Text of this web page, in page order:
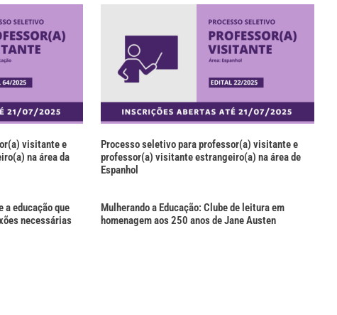
visitante e
na área da
Processo seletivo para professor(a) visitante e
professor(a) visitante estrangeiro(a) na área de
Espanhol
a educação que
necessárias
Mulherando a Educação: Clube de leitura em
homenagem aos 250 anos de Jane Austen